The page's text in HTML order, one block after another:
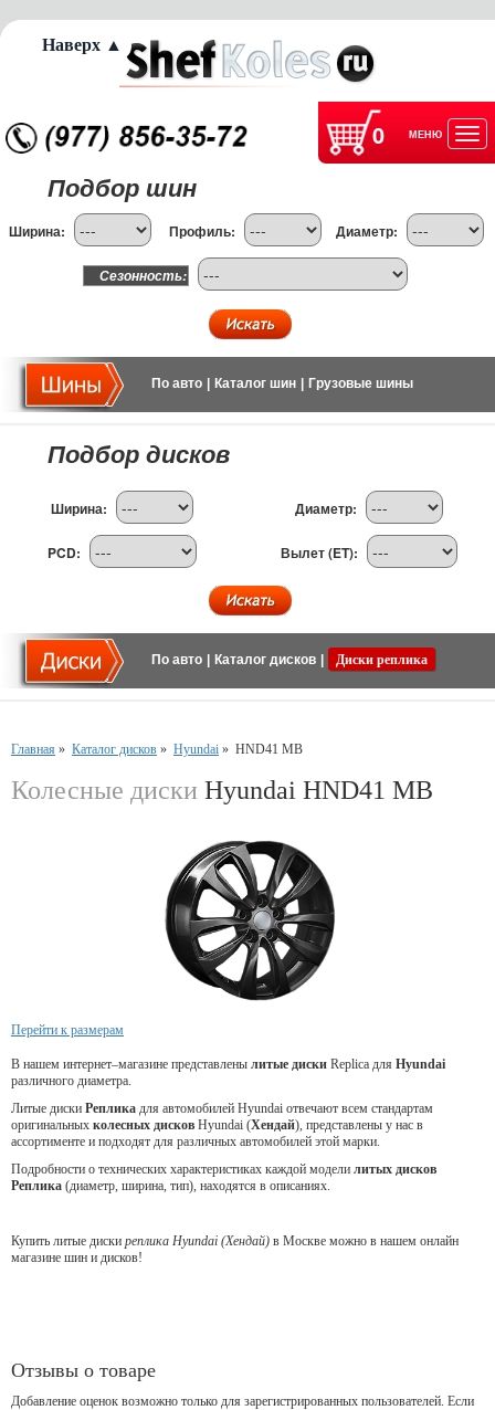
0 МЕНЮ
Подбор шин
Ширина: Профиль: Диаметр:
Сезонность:
По авто Каталог шин Грузовые шины
Подбор дисков
Ширина: Диаметр:
PCD: Вылет (ET):
По авто Каталог дисков Диски реплика
Главная » Каталог дисков » Hyundai » HND41 MB
Колесные диски Hyundai HND41 MB
Перейти к размерам
В нашем интернет–магазине представлены литые диски Replica для Hyundai
различного диаметра.
Литые диски Реплика для автомобилей Hyundai отвечают всем стандартам
оригинальных колесных дисков Hyundai (Хендай), представлены у нас в
ассортименте и подходят для различных автомобилей этой марки.
Подробности о технических характеристиках каждой модели литых дисков
Реплика (диаметр, ширина, тип), находятся в описаниях.
Купить литые диски реплика Hyundai (Хендай) в Москве можно в нашем онлайн
магазине шин и дисков!
Отзывы о товаре
Добавление оценок возможно только для зарегистрированных пользователей. Если
Наверх ▲